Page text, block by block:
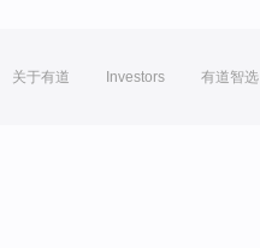
关于有道 Investors 有道智选